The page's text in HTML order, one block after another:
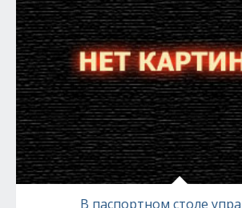
В паспортном столе